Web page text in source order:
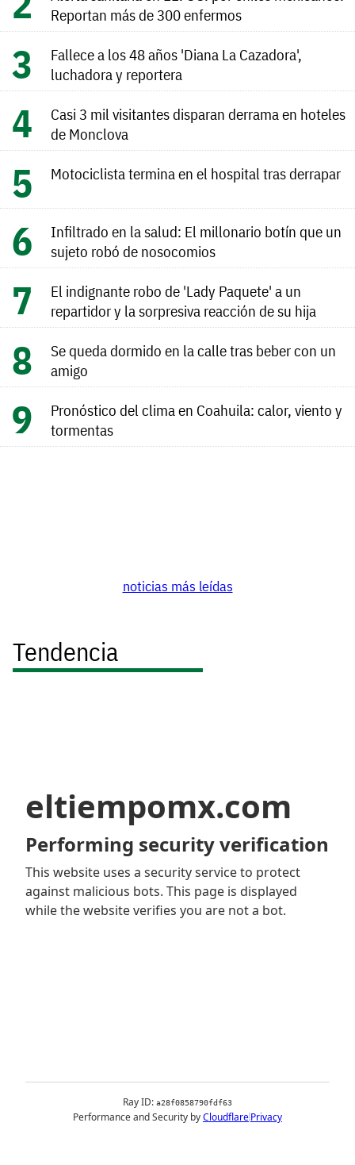
Reportan más de 300 enfermos
Fallece a los 48 años 'Diana La Cazadora',
luchadora y reportera
Casi 3 mil visitantes disparan derrama en hoteles
de Monclova
Motociclista termina en el hospital tras derrapar
Infiltrado en la salud: El millonario botín que un
sujeto robó de nosocomios
El indignante robo de 'Lady Paquete' a un
repartidor y la sorpresiva reacción de su hija
Se queda dormido en la calle tras beber con un
amigo
Pronóstico del clima en Coahuila: calor, viento y
tormentas
noticias más leídas
Tendencia